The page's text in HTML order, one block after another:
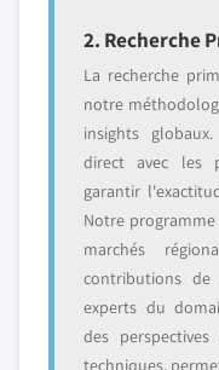
2. Recherche
La recherche
notre
insights
direct avec les
garantir
Notre
marchés
contributions de
experts du
des
techniques,